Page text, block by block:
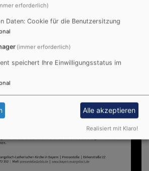
erforderlich)
Daten: Cookie für die Benutzersitzung
(immer erforderlich)
speichert Ihre Einwilligungsstatus im
Alle akzeptieren
Realisiert mit Klaro!